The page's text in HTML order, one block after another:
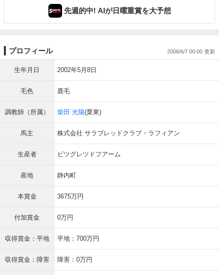
先週的中! AIが日曜重賞を大予想
プロフィール 2006/6/7 00:00
生年月日 2002年5月8日
毛色 鹿毛
調教師（所属） 柴田 光陽(栗東)
馬主 株式会社 サラブレッドクラブ・ラフィアン
生産者 ビツグレツドフアーム
産地 静内町
本賞金 3675万円
付加賞金 0万円
収得賞金：平地 平地：700万円
収得賞金：障害 障害：0万円